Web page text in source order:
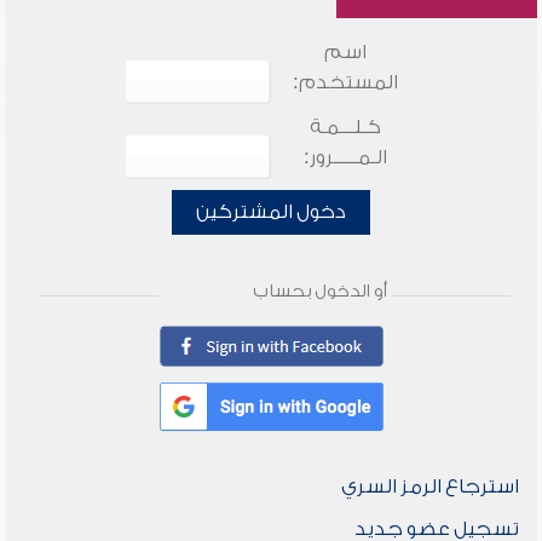
اسم
المستخدم:
كـلـــمـة
الـمـــــرور:
دخول المشتركين
أو الدخول بحساب
استرجاع الرمز السري
تسجيل عضو جديد